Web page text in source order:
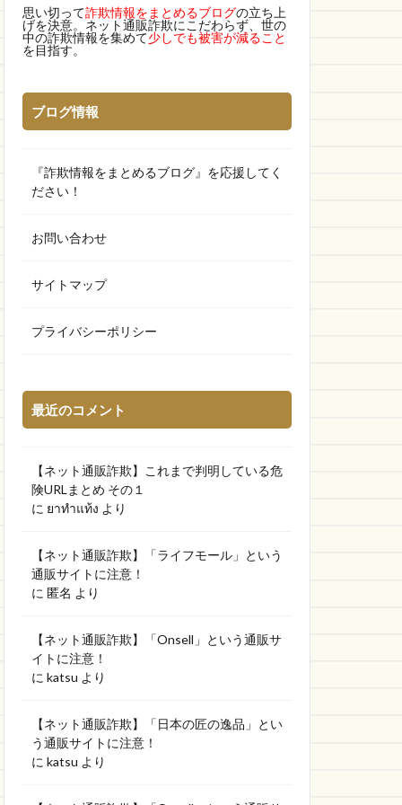
思い切って詐欺情報をまとめるブログの立ち上
げを決意。ネット通販詐欺にこだわらず、世の
中の詐欺情報を集めて少しでも被害が減ること
を目指す。
ブログ情報
『詐欺情報をまとめるブログ』を応援してく
ださい！
お問い合わせ
サイトマップ
プライバシーポリシー
最近のコメント
【ネット通販詐欺】これまで判明している危
険URLまとめ その１
に ยาทำแท้ง より
【ネット通販詐欺】「ライフモール」という
通販サイトに注意！
に 匿名 より
【ネット通販詐欺】「Onsell」という通販サ
イトに注意！
に katsu より
【ネット通販詐欺】「日本の匠の逸品」とい
う通販サイトに注意！
に katsu より